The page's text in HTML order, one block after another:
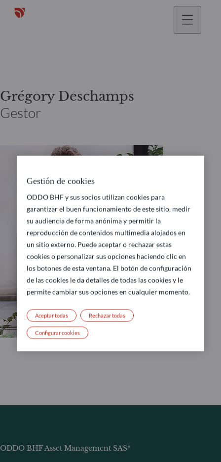
Grégory Deschamps
Gestor
ODDO BHF Asset Management SAS*
Gestión de cookies
ODDO BHF y sus socios utilizan cookies para
garantizar el buen funcionamiento de este sitio, medir
su audiencia de forma anónima y permitir la
reproducción de contenidos multimedia alojados en
un sitio externo. Puede aceptar o rechazar estas
cookies o personalizar sus opciones haciendo clic en
los botones de esta ventana. El botón de configuración
de las cookies le da detalles de todas las cookies y le
permite cambiar sus opciones en cualquier momento.
Rechazar todas
Aceptar todas
Configurar cookies